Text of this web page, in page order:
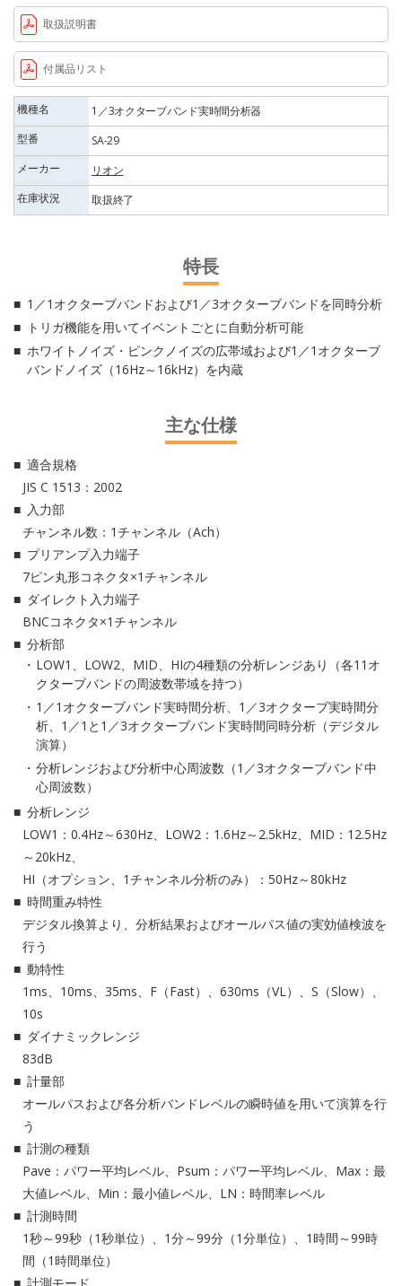
取扱説明書
付属品リスト
機種名
1／3オクターブバンド実時間分析器
型番
SA-29
メーカー
リオン
在庫状況
取扱終了
特長
1／1オクターブバンドおよび1／3オクターブバンドを同時分析
トリガ機能を用いてイベントごとに自動分析可能
ホワイトノイズ・ピンクノイズの広帯域および1／1オクターブ
バンドノイズ（16Hz～16kHz）を内蔵
主な仕様
適合規格
JIS C 1513：2002
入力部
チャンネル数：1チャンネル（Ach）
プリアンプ入力端子
7ピン丸形コネクタ×1チャンネル
ダイレクト入力端子
BNCコネクタ×1チャンネル
分析部
LOW1、LOW2、MID、HIの4種類の分析レンジあり（各11オ
クターブバンドの周波数帯域を持つ）
1／1オクターブバンド実時間分析、1／3オクターブ実時間分
析、1／1と1／3オクターブバンド実時間同時分析（デジタル
演算）
分析レンジおよび分析中心周波数（1／3オクターブバンド中
心周波数）
分析レンジ
LOW1：0.4Hz～630Hz、LOW2：1.6Hz～2.5kHz、MID：12.5Hz
～20kHz、
HI（オプション、1チャンネル分析のみ）：50Hz～80kHz
時間重み特性
デジタル換算より、分析結果およびオールパス値の実効値検波を
行う
動特性
1ms、10ms、35ms、F（Fast）、630ms（VL）、S（Slow）、
10s
ダイナミックレンジ
83dB
計量部
オールパスおよび各分析バンドレベルの瞬時値を用いて演算を行
う
計測の種類
Pave：パワー平均レベル、Psum：パワー平均レベル、Max：最
大値レベル、Min：最小値レベル、LN：時間率レベル
計測時間
1秒～99秒（1秒単位）、1分～99分（1分単位）、1時間～99時
間（1時間単位）